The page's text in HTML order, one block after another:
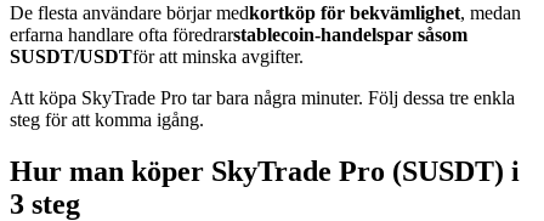
De flesta användare börjar medkortköp för bekvämlighet, medan
erfarna handlare ofta föredrarstablecoin-handelspar såsom
SUSDT/USDTför att minska avgifter.
Att köpa SkyTrade Pro tar bara några minuter. Följ dessa tre enkla
steg för att komma igång.
Hur man köper SkyTrade Pro (SUSDT) i
3 steg